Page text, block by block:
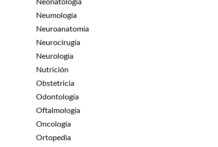
Neonatología
Neumología
Neuroanatomía
Neurocirugía
Neurología
Nutrición
Obstetricia
Odontología
Oftalmología
Oncología
Ortopedia